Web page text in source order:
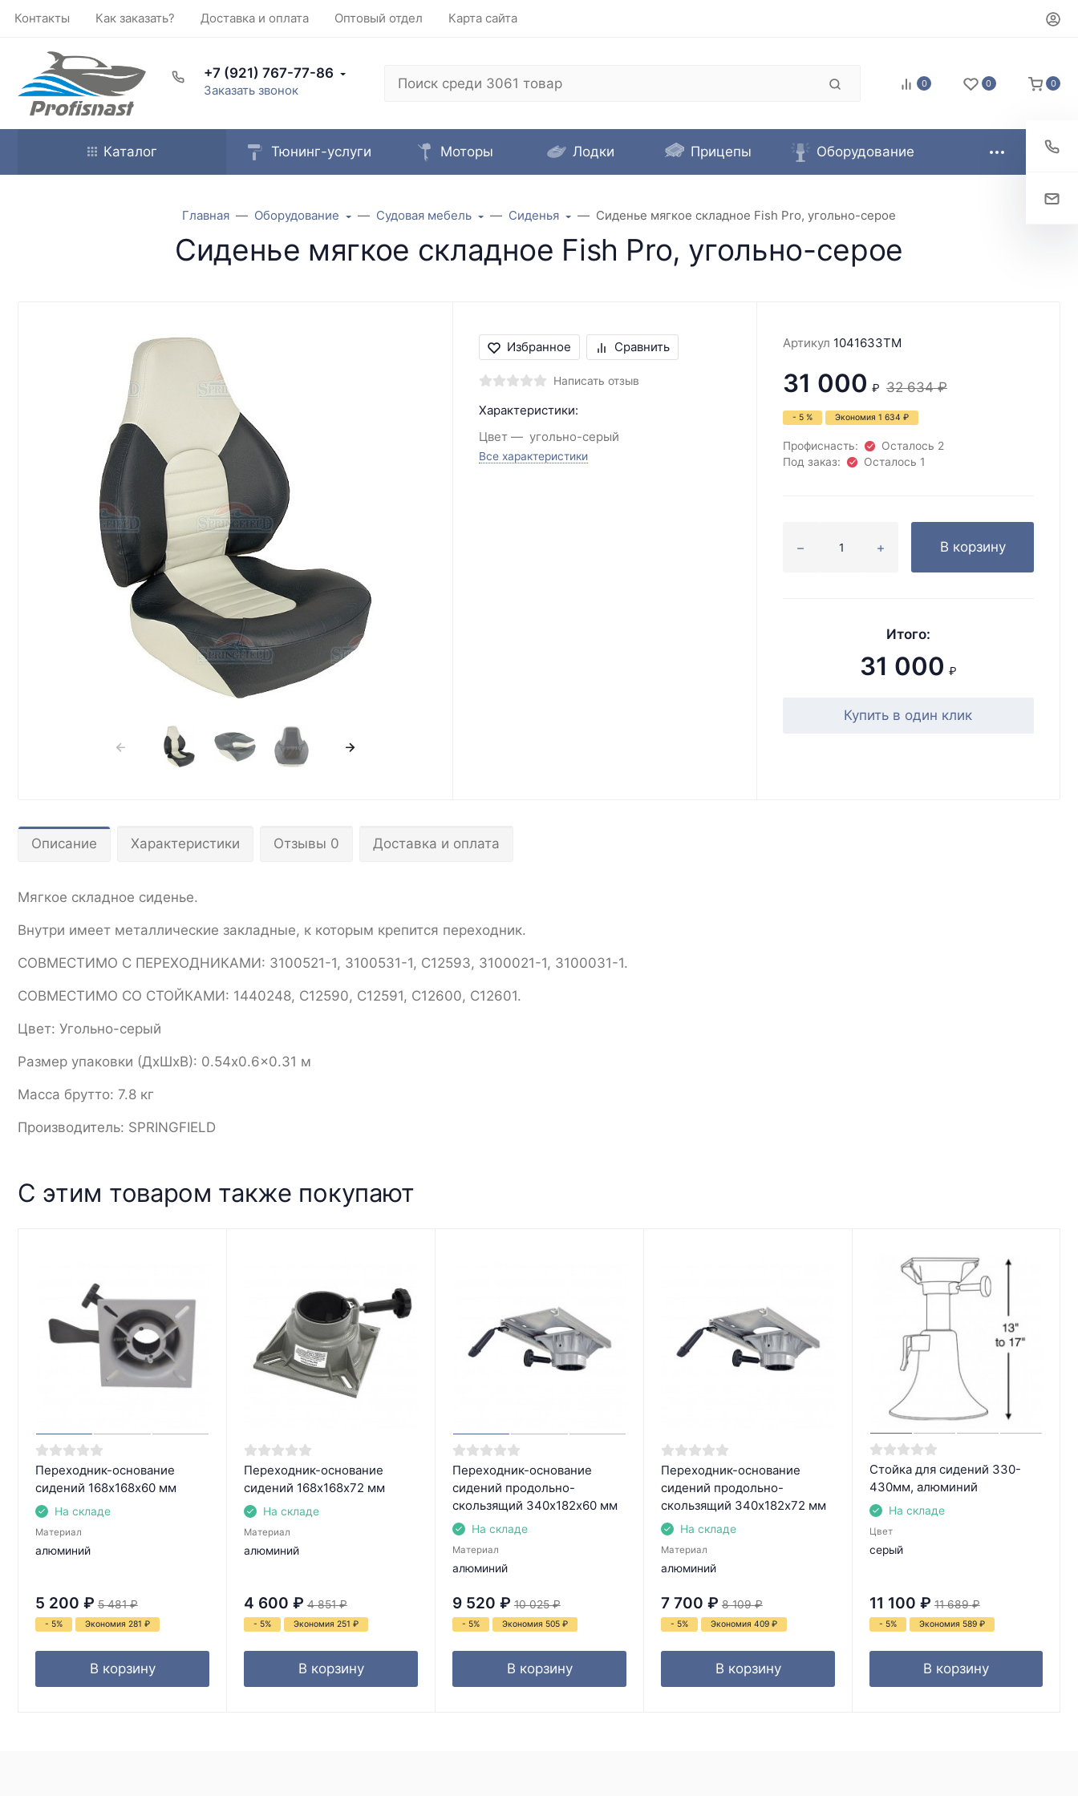
Контакты Как заказать? Доставка и оплата Оптовый отдел Карта сайта
+7 (921) 767-77-86
Заказать звонок 0 0 0
Каталог Тюнинг-услуги Моторы Лодки Прицепы Оборудование
Главная Оборудование Судовая мебель Сиденья Сиденье мягкое складное Fish Pro, угольно-серое
Сиденье мягкое складное Fish Pro, угольно-серое
Избранное Сравнить
Написать отзыв
Характеристики:
Цвет
угольно-серый
Все характеристики
Артикул 1041633TM
31 000 ₽ 32 634 ₽
- 5 % Экономия 1 634 ₽
Профиснасть:
Осталось 2
Под заказ:
Осталось 1
В корзину
Итого:
31 000 ₽
Купить в один клик
Описание Характеристики Отзывы 0 Доставка и оплата
Мягкое складное сиденье.
Внутри имеет металлические закладные, к которым крепится переходник.
СОВМЕСТИМО С ПЕРЕХОДНИКАМИ: 3100521-1, 3100531-1, С12593, 3100021-1, 3100031-1.
СОВМЕСТИМО СО СТОЙКАМИ: 1440248, С12590, С12591, С12600, С12601.
Цвет: Угольно-серый
Размер упаковки (ДхШхВ): 0.54x0.6x0.31 м
Масса брутто: 7.8 кг
Производитель: SPRINGFIELD
С этим товаром также покупают
Переходник-основание
сидений 168х168х60 мм
На складе
Материал
алюминий
5 200 ₽ 5 481 ₽
- 5% Экономия 281 ₽
В корзину
Переходник-основание
сидений 168х168х72 мм
На складе
Материал
алюминий
4 600 ₽ 4 851 ₽
- 5% Экономия 251 ₽
В корзину
Переходник-основание
сидений продольно-
скользящий 340х182х60 мм
На складе
Материал
алюминий
9 520 ₽ 10 025 ₽
- 5% Экономия 505 ₽
В корзину
Переходник-основание
сидений продольно-
скользящий 340х182х72 мм
На складе
Материал
алюминий
7 700 ₽ 8 109 ₽
- 5% Экономия 409 ₽
В корзину
Стойка для сидений 330-
430мм, алюминий
На складе
Цвет
серый
11 100 ₽ 11 689 ₽
- 5% Экономия 589 ₽
В корзину